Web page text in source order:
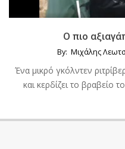
Ο πιο
By: Μιχάλης
Ένα μικρό γκόλντεν
και κερδίζει το βραβείο